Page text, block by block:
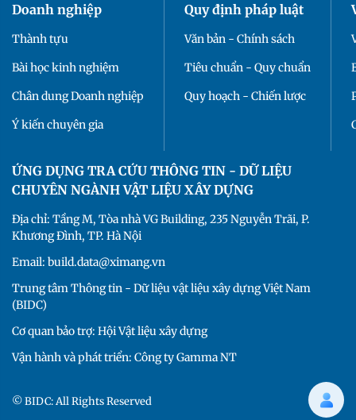
Doanh nghiệp
Thành tựu
Bài học kinh nghiệm
Chân dung Doanh nghiệp
Ý kiến chuyên gia
Quy định pháp luật
Văn bản - Chính sách
Tiêu chuẩn - Quy chuẩn
Quy hoạch - Chiến lược
ỨNG DỤNG TRA CỨU THÔNG TIN - DỮ LIỆU
CHUYÊN NGÀNH VẬT LIỆU XÂY DỰNG
Địa chỉ: Tầng M, Tòa nhà VG Building, 235 Nguyễn Trãi, P.
Khương Đình, TP. Hà Nội
Email: build.data@ximang.vn
Trung tâm Thông tin - Dữ liệu vật liệu xây dựng Việt Nam
(BIDC)
Cơ quan bảo trợ: Hội Vật liệu xây dựng
Vận hành và phát triển: Công ty Gamma NT
© BIDC: All Rights Reserved